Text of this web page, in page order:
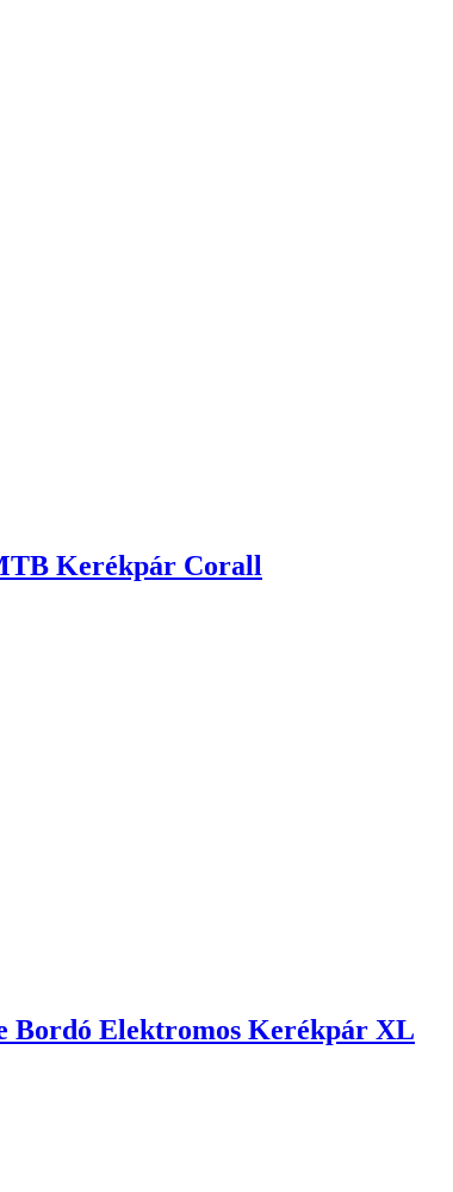
Kerékpár Corall
Bordó Elektromos Kerékpár XL